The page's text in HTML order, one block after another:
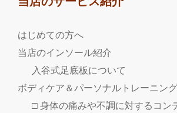
はじめての方へ
当店のインソール紹介
入谷式足底板について
ボディケア＆パーソナルトレーニング
□ 身体の痛みや不調に対するコン